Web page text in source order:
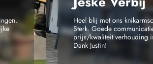
Heel blij met ons
Sterk. Goede
prijs/kwaliteit verhouding
Dank Justin!